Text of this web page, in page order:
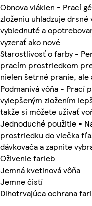
Obnova vlákien - Prací
zloženiu uhladzuje drsné
vyblednuté a
vyzerať ako nové
Starostlivosť o farby -
pracím prostriedkom
nielen šetrné pranie, ale
Podmanivá vôňa - Prací
vylepšeným zložením
takže si môžete užívať
Jednoduché použitie -
prostriedku do viečka
dávkovača a zapnite
Oživenie farieb
Jemná kvetinová vôňa
Jemne čistí
Dlhotrvajúca ochrana